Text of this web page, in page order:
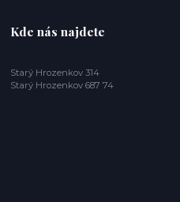
Kde nás najdete
Starý Hrozenkov 314
Starý Hrozenkov 687 74